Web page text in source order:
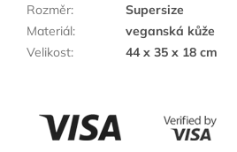
Rozměr:
Supersize
Materiál:
veganská kůže
Velikost: 44 x 35 x 18 cm